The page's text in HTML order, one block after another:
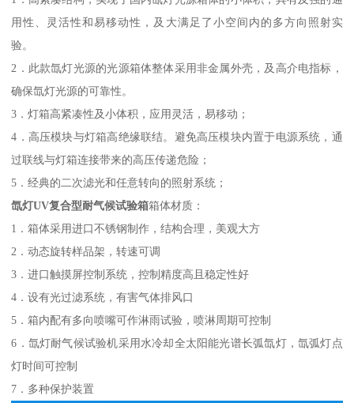
用性、灵活性和易移动性， 及 大满足了小空间内的多方向照射实
验。
2．此款氙灯光源的光源箱体整体采用非金属外壳， 及 高介电指标，
确保氙灯光源的可靠性。
3．灯箱高紧凑性及小体积，应用灵活，易移动；
4．高压模块与灯箱高绝缘联结。避免高压模块内置于电源系统，通
过联线与灯箱连接带来的高压传递危险；
5．经典的二次滤光和任意转向的照射系统；
氙灯UV复合型耐气候试验箱箱体材质：
1．箱体采用进口不锈钢制作，结构合理，美观大方
2．动态旋转样品架，转速可调
3．进口触摸屏控制系统，控制精度高且稳定性好
4．设有光过滤系统，有害气体排风口
5．箱内配有多向喷嘴可作淋雨试验，喷淋周期可控制
6．氙灯耐气候试验机采用水冷却全太阳能光谱长弧氙灯，氙弧灯点
灯时间可控制
7．多种保护装置